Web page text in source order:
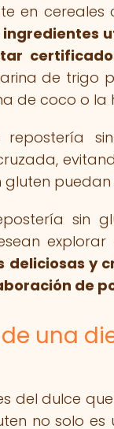
en
de trigo
de coco o la
repostería
sin
explorar
deliciosas y
de
una
del dulce
no solo